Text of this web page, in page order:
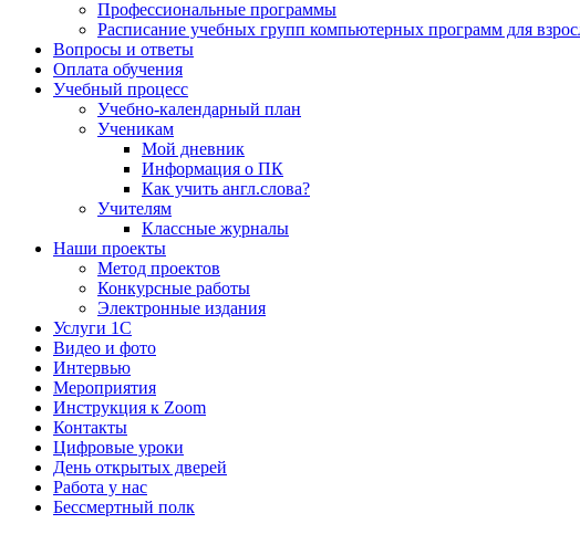
Профессиональные программы
Расписание учебных групп компьютерных программ для
Вопросы и ответы
Оплата обучения
Учебный процесс
Учебно-календарный план
Ученикам
Мой дневник
Информация о ПК
Как учить англ.слова?
Учителям
Классные журналы
Наши проекты
Метод проектов
Конкурсные работы
Электронные издания
Услуги 1C
Видео и фото
Интервью
Мероприятия
Инструкция к Zoom
Контакты
Цифровые уроки
День открытых дверей
Работа у нас
Бессмертный полк